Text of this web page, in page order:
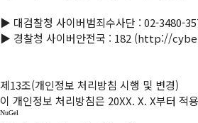
▶ 대검찰청 사이버범죄수사단 : 02-3480-
▶ 경찰청 사이버안전국 : 182 (http://
제13조(개인정보 처리방침 시행 및 변경)
이 개인정보 처리방침은 20XX. X. X부터 적
NuGel